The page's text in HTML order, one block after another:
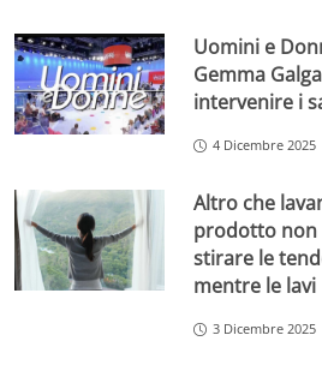
Uomini e
Gemma
intervenire i
4 Dicembre 2025
Altro che
prodotto non
stirare le
mentre le lavi
3 Dicembre 2025